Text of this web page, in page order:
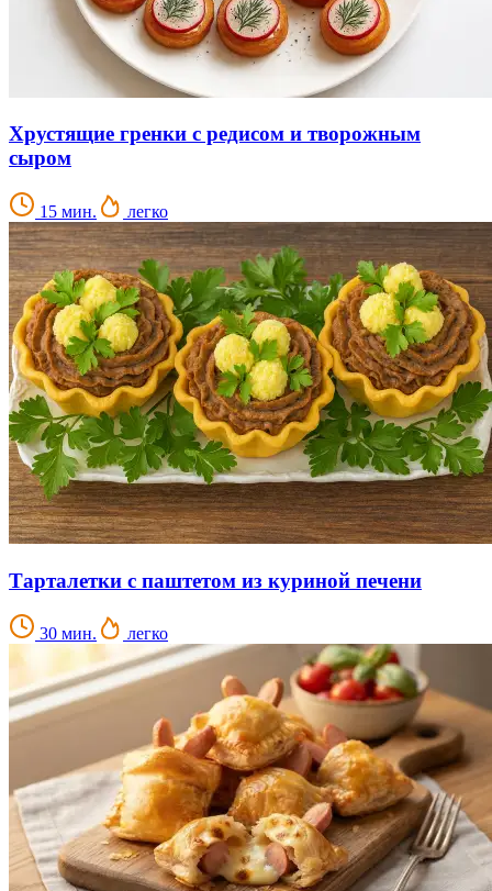
Хрустящие гренки с редисом и творожным
сыром
15 мин. легко
Тарталетки с паштетом из куриной печени
30 мин. легко